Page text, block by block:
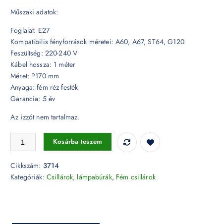
Műszaki adatok:
Foglalat: E27
Kompatibilis fényforrások méretei: A60, A67, ST64, G120
Feszültség: 220-240 V
Kábel hossza: 1 méter
Méret: ?170 mm
Anyaga: fém réz festék
Garancia: 5 év
Az izzót nem tartalmaz.
Modern réz csillár - 3714 mennyiség
Kosárba teszem
Cikkszám: 3714
Kategóriák: Csillárok, lámpabúrák, Fém csillárok